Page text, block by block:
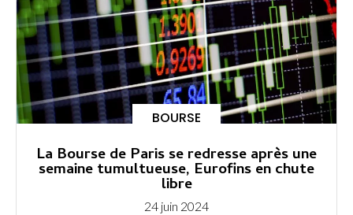
BOURSE
La Bourse de Paris se redresse après une
semaine tumultueuse, Eurofins en chute
libre
24 juin 2024